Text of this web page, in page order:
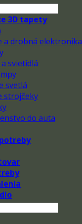
3D tapety
a drobná elektronika
svietidlá
svetlá
strojčeky
do auta